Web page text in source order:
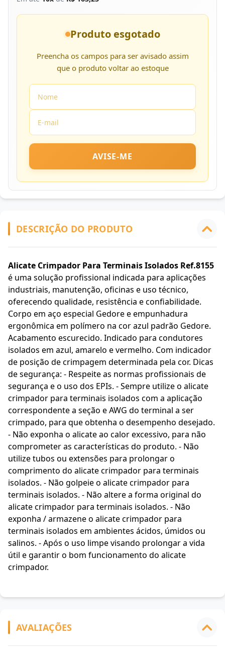
Produto esgotado
Preencha os campos para ser avisado assim
que o produto voltar ao estoque
AVISE-ME
DESCRIÇÃO DO PRODUTO
Alicate Crimpador Para Terminais Isolados Ref.8155
é uma solução profissional indicada para aplicações
industriais, manutenção, oficinas e uso técnico,
oferecendo qualidade, resistência e confiabilidade.
Corpo em aço especial Gedore e empunhadura
ergonômica em polímero na cor azul padrão Gedore.
Acabamento escurecido. Indicado para condutores
isolados em azul, amarelo e vermelho. Com indicador
de posição de crimpagem determinada pela cor. Dicas
de segurança: - Respeite as normas profissionais de
segurança e o uso dos EPIs. - Sempre utilize o alicate
crimpador para terminais isolados com a aplicação
correspondente a seção e AWG do terminal a ser
crimpado, para que obtenha o desempenho desejado.
- Não exponha o alicate ao calor excessivo, para não
comprometer as características do produto. - Não
utilize tubos ou extensões para prolongar o
comprimento do alicate crimpador para terminais
isolados. - Não golpeie o alicate crimpador para
terminais isolados. - Não altere a forma original do
alicate crimpador para terminais isolados. - Não
exponha / armazene o alicate crimpador para
terminais isolados em ambientes ácidos, úmidos ou
salinos. - Após o uso limpe visando prolongar a vida
útil e garantir o bom funcionamento do alicate
crimpador.
AVALIAÇÕES